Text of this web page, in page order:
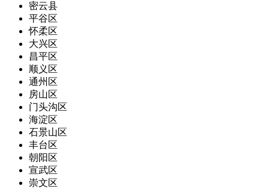
密云县
平谷区
怀柔区
大兴区
昌平区
顺义区
通州区
房山区
门头沟区
海淀区
石景山区
丰台区
朝阳区
宣武区
崇文区